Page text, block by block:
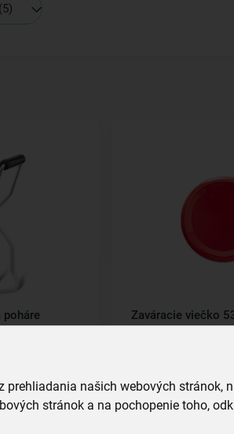
našich webových stránok,
stránok a na pochopenie toho,
(5)
poháre Zaváracie viečko
Vložiť do